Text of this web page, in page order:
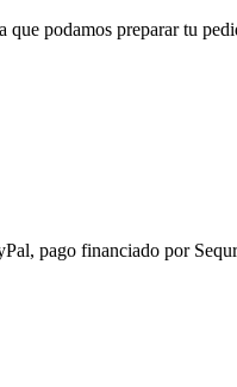
podamos preparar tu
pago financiado por